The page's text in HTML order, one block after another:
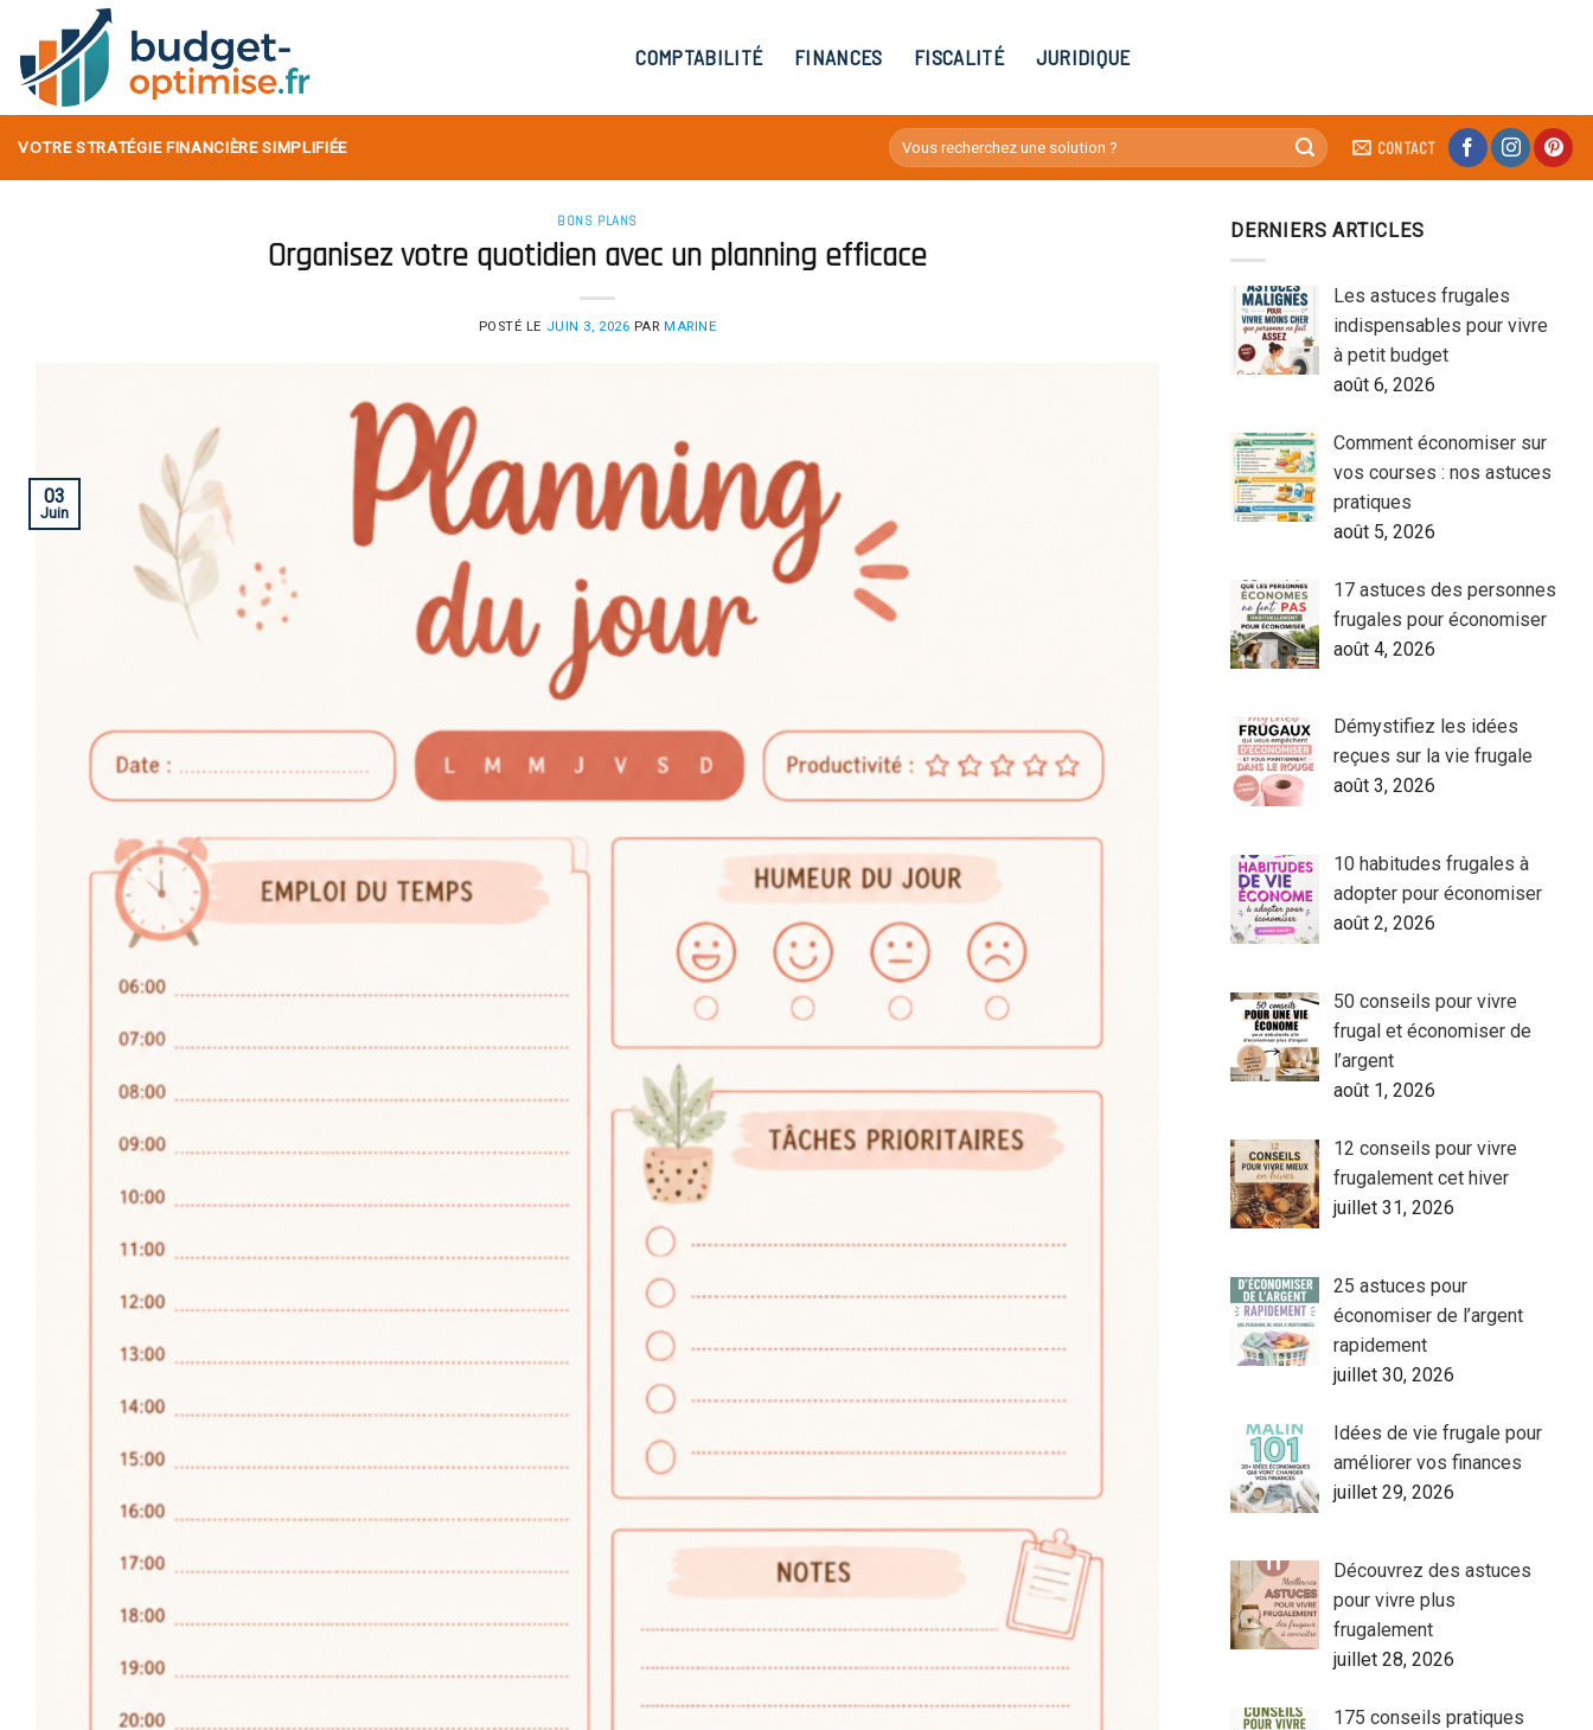
content
COMPTABILITÉ FINANCES FISCALITÉ JURIDIQUE
VOTRE STRATÉGIE FINANCIÈRE SIMPLIFIÉE CONTACT
BONS PLANS
Organisez votre quotidien avec un planning efficace
POSTÉ LE JUIN 3, 2026 PARMARINE
03
Juin
DERNIERS ARTICLES
Les astuces frugales
indispensables pour vivre
à petit budget
août 6, 2026
Comment économiser sur
vos courses : nos astuces
pratiques
août 5, 2026
17 astuces des personnes
frugales pour économiser
août 4, 2026
Démystifiez les idées
reçues sur la vie frugale
août 3, 2026
10 habitudes frugales à
adopter pour économiser
août 2, 2026
50 conseils pour vivre
frugal et économiser de
l’argent
août 1, 2026
12 conseils pour vivre
frugalement cet hiver
juillet 31, 2026
25 astuces pour
économiser de l’argent
rapidement
juillet 30, 2026
Idées de vie frugale pour
améliorer vos finances
juillet 29, 2026
Découvrez des astuces
pour vivre plus
frugalement
juillet 28, 2026
175 conseils pratiques